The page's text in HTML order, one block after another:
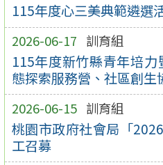
115年度心三美典範遴選
2026-06-17 訓育組
115年度新竹縣青年培
態探索服務營、社區創生
2026-06-15 訓育組
桃園市政府社會局「
工召募